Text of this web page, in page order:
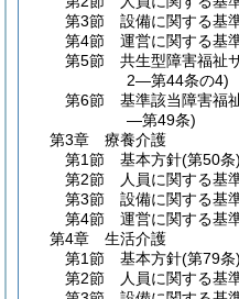
第3節
設備に関する基
第4節
運営に関する基
第5節
共生型障害福祉
2―第44条の4)
第6節
基準該当障害福
―第49条)
第3章
療養介護
第1節
基本方針(第50条)
第2節
人員に関する基
第3節
設備に関する基
第4節
運営に関する基
第4章
生活介護
第1節
基本方針(第79条)
第2節
人員に関する基